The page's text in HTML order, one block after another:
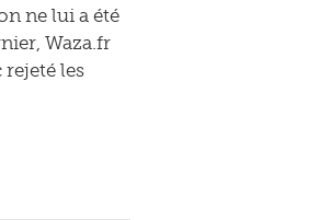
ne lui a été
Waza.fr
les